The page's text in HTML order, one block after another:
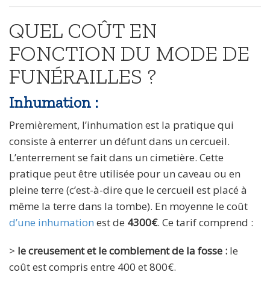
QUEL COÛT EN
FONCTION DU MODE DE
FUNÉRAILLES ?
Inhumation :
Premièrement, l’inhumation est la pratique qui
consiste à enterrer un défunt dans un cercueil.
L’enterrement se fait dans un cimetière. Cette
pratique peut être utilisée pour un caveau ou en
pleine terre (c’est-à-dire que le cercueil est placé à
même la terre dans la tombe). En moyenne le coût
d’une inhumation est de 4300€. Ce tarif comprend :
> le creusement et le comblement de la fosse : le
coût est compris entre 400 et 800€.